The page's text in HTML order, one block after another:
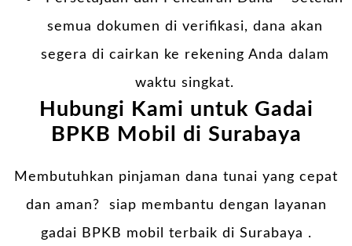
semua dokumen di verifikasi, dana akan
segera di cairkan ke rekening Anda dalam
waktu singkat.
Hubungi Kami untuk Gadai
BPKB Mobil di Surabaya
Membutuhkan pinjaman dana tunai yang cepat
dan aman? siap membantu dengan layanan
gadai BPKB mobil terbaik di Surabaya .